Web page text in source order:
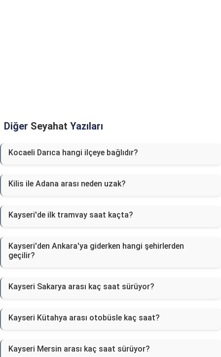
Diğer Seyahat Yazıları
Kocaeli Darıca hangi ilçeye bağlıdır?
Kilis ile Adana arası neden uzak?
Kayseri'de ilk tramvay saat kaçta?
Kayseri'den Ankara'ya giderken hangi şehirlerden
geçilir?
Kayseri Sakarya arası kaç saat sürüyor?
Kayseri Kütahya arası otobüsle kaç saat?
Kayseri Mersin arası kaç saat sürüyor?